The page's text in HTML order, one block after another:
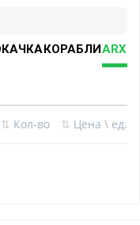
КОРАБЛИARX
⇅ Кол-во ⇅ Цена \ ед.